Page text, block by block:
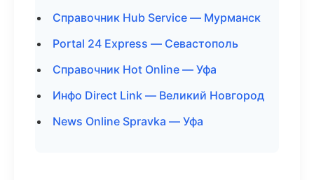
Справочник Hub Service — Мурманск
Portal 24 Express — Севастополь
Справочник Hot Online — Уфа
Инфо Direct Link — Великий Новгород
News Online Spravka — Уфа